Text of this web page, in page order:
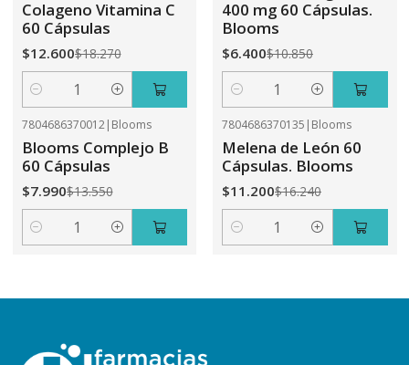
Colageno Vitamina C
60 Cápsulas
$12.600$18.270
Cantidad
400 mg 60 Cápsulas.
Blooms
$6.400$10.850
Cantidad
7804686370012| Blooms
Blooms Complejo B
60 Cápsulas
$7.990$13.550
Cantidad
7804686370135 | Blooms
Melena de León 60
Cápsulas. Blooms
$11.200$16.240
Cantidad